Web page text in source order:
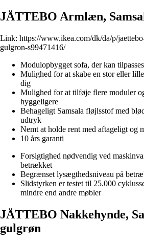
JÄTTEBO Armlæn,
Link: https://www.ikea.com/dk/da/p/
gulgron-s99471416/
Modulopbygget sofa, der kan
Mulighed for at skabe en stor eller
dig
Mulighed for at tilføje flere moduler
hyggeligere
Behageligt Samsala fløjlsstof med
udtryk
Nemt at holde rent med aftageligt og
10 års garanti
Forsigtighed nødvendig ved
betrækket
Begrænset lysægthedsniveau på
Slidstyrken er testet til 25.000
mindre end andre møbler
JÄTTEBO Nakkehynde,
gulgrøn